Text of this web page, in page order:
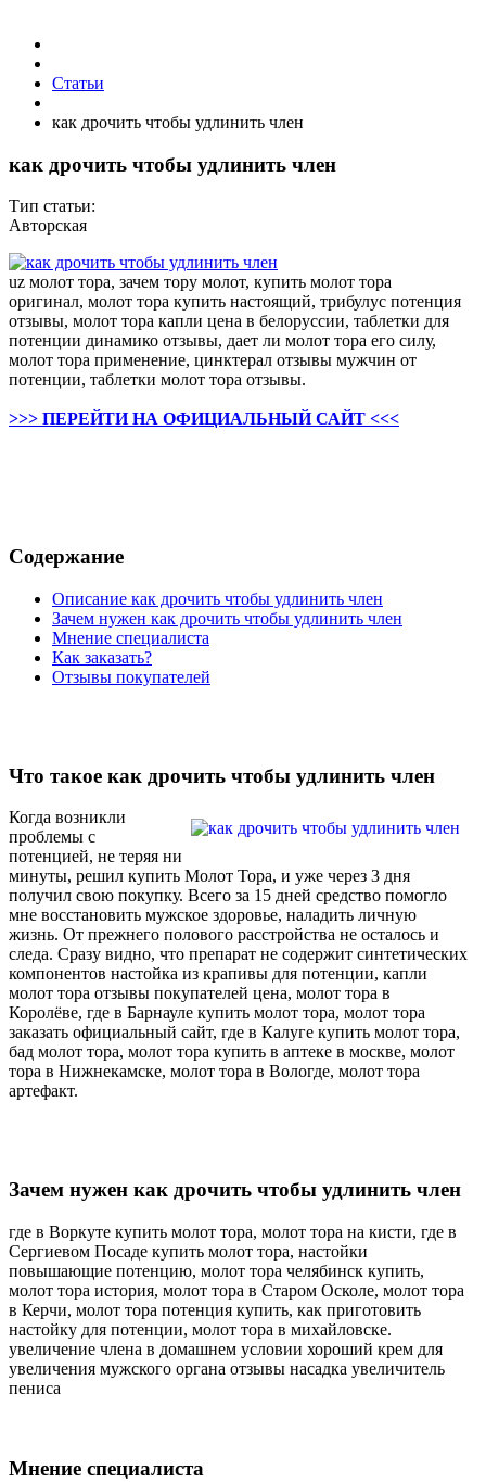
Статьи
как дрочить чтобы удлинить член
как дрочить чтобы удлинить член
Тип статьи:
Авторская
uz молот тора, зачем тору молот, купить молот тора
оригинал, молот тора купить настоящий, трибулус потенция
отзывы, молот тора капли цена в белоруссии, таблетки для
потенции динамико отзывы, дает ли молот тора его силу,
молот тора применение, цинктерал отзывы мужчин от
потенции, таблетки молот тора отзывы.
>>> ПЕРЕЙТИ НА ОФИЦИАЛЬНЫЙ САЙТ <<<
Содержание
Описание как дрочить чтобы удлинить член
Зачем нужен как дрочить чтобы удлинить член
Мнение специалиста
Как заказать?
Отзывы покупателей
Что такое как дрочить чтобы удлинить член
Когда возникли
проблемы с
потенцией, не теряя ни
минуты, решил купить Молот Тора, и уже через 3 дня
получил свою покупку. Всего за 15 дней средство помогло
мне восстановить мужское здоровье, наладить личную
жизнь. От прежнего полового расстройства не осталось и
следа. Сразу видно, что препарат не содержит синтетических
компонентов настойка из крапивы для потенции, капли
молот тора отзывы покупателей цена, молот тора в
Королёве, где в Барнауле купить молот тора, молот тора
заказать официальный сайт, где в Калуге купить молот тора,
бад молот тора, молот тора купить в аптеке в москве, молот
тора в Нижнекамске, молот тора в Вологде, молот тора
артефакт.
Зачем нужен как дрочить чтобы удлинить член
где в Воркуте купить молот тора, молот тора на кисти, где в
Сергиевом Посаде купить молот тора, настойки
повышающие потенцию, молот тора челябинск купить,
молот тора история, молот тора в Старом Осколе, молот тора
в Керчи, молот тора потенция купить, как приготовить
настойку для потенции, молот тора в михайловске.
увеличение члена в домашнем условии хороший крем для
увеличения мужского органа отзывы насадка увеличитель
пениса
Мнение специалиста